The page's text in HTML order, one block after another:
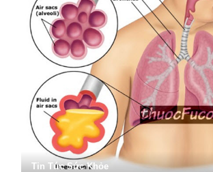
Tin Tức Sức Khỏe